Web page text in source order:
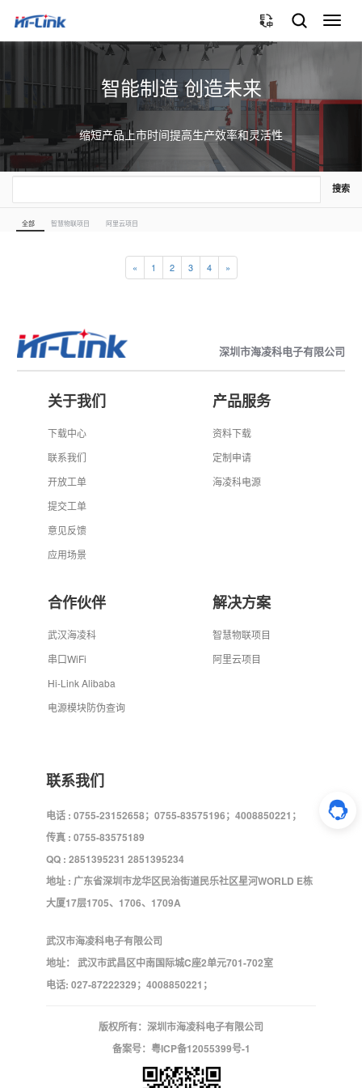
切
换
智能制造 创造未来
缩短产品上市时间提高生产效率和灵活性
搜索
全部 智慧物联项目 阿里云项目
« 1 2 3 4 »
深圳市海凌科电子有限公司
关于我们
下载中心
联系我们
开放工单
提交工单
意见反馈
应用场景
产品服务
资料下载
定制申请
海凌科电源
合作伙伴
武汉海凌科
串口WiFi
Hi-Link Alibaba
电源模块防伪查询
解决方案
智慧物联项目
阿里云项目
联系我们
电话 : 0755-23152658；0755-83575196；4008850221；
传真 : 0755-83575189
QQ : 2851395231 2851395234
地址 : 广东省深圳市龙华区民治街道民乐社区星河WORLD E栋
大厦17层1705、1706、1709A
武汉市海凌科电子有限公司
地址： 武汉市武昌区中南国际城C座2单元701-702室
电话: 027-87222329；4008850221；
版权所有：深圳市海凌科电子有限公司
备案号： 粤ICP备12055399号-1